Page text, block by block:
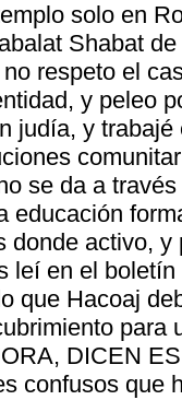
solo en
Shabat
respeto el
y peleo
judía, y trabajé
se da a
educación
donde activo, y
leí en el
que Hacoaj
DICEN
confusos que